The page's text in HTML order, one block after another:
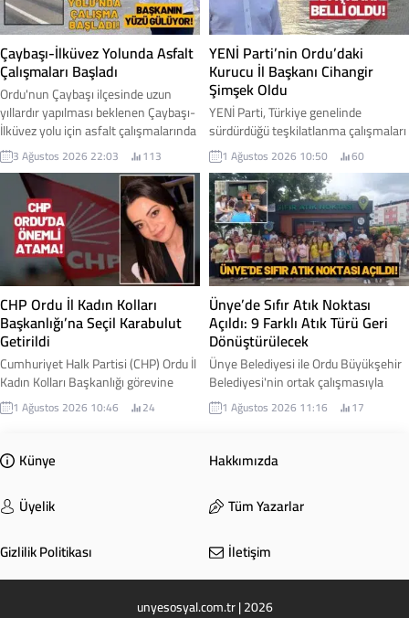
Çaybaşı-İlküvez Yolunda Asfalt
Çalışmaları Başladı
Ordu'nun Çaybaşı ilçesinde uzun
yıllardır yapılması beklenen Çaybaşı-
İlküvez yolu için asfalt çalışmalarında
ilk adım atıldı. Yüklenici firmanın iş
makineleriyle sahaya inmesiyle
birlikte yol yapım çalışmalarına
resmen başlandı. Çaybaşı Belediye
Başkanı Mesut Karayiğit, çalışmalara
ilişkin gelişmeyi sosyal medya
hesabından yaptığı paylaşımla
duyurdu. Karayiğit, Çaybaşı-İlküvez
hattında başlayan çalışmaların
sadece bir yol projesi...
3 Ağustos 2026 22:03 113
YENİ Parti’nin Ordu’daki
Kurucu İl Başkanı Cihangir
Şimşek Oldu
YENİ Parti, Türkiye genelinde
sürdürdüğü teşkilatlanma çalışmaları
kapsamında Ordu'daki yapılanmasını
başlattı. Parti Genel Merkezi
tarafından alınan kararla, Ordu İl
Teşkilatı'nın kuruluş sürecini
yürütmek üzere Cihangir Şimşek
kurucu il başkanı olarak
görevlendirildi. İşte detaylar...
1 Ağustos 2026 10:50 60
CHP Ordu İl Kadın Kolları
Başkanlığı’na Seçil Karabulut
Getirildi
Cumhuriyet Halk Partisi (CHP) Ordu İl
Kadın Kolları Başkanlığı görevine
Seçil Karabulut atandı. Yeni görevine
başlamasının ardından açıklamalarda
toplumsal yaşamın her alanında
daha güçlü temsil edilmesi için
detaylar...
1 Ağustos 2026 10:46 24
Ünye’de Sıfır Atık Noktası
Açıldı: 9 Farklı Atık Türü Geri
Dönüştürülecek
Ünye Belediyesi ile Ordu Büyükşehir
Belediyesi'nin ortak çalışmasıyla
hayata geçirilen Sıfır Atık Noktası
hizmete açıldı. Yeni merkez
dönüştürülebilir atıklarını kaynağında
ayrıştırarak hem çevrenin
ekonomisine katkı sağlayabilecek.
1 Ağustos 2026 11:16 17
Künye
Hakkımızda
Üyelik
Tüm Yazarlar
Gizlilik Politikası
İletişim
unyesosyal.com.tr | 2026